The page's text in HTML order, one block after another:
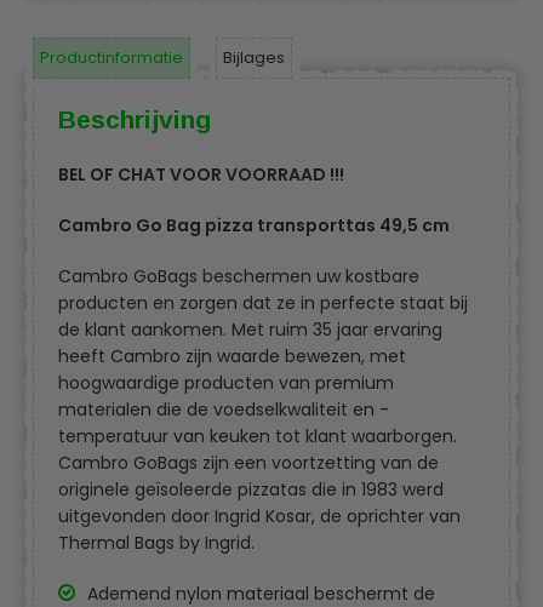
Productinformatie Bijlages
Beschrijving
BEL OF CHAT VOOR VOORRAAD !!!
Cambro Go Bag pizza transporttas 49,5 cm
Cambro GoBags beschermen uw kostbare
producten en zorgen dat ze in perfecte staat bij
de klant aankomen. Met ruim 35 jaar ervaring
heeft Cambro zijn waarde bewezen, met
hoogwaardige producten van premium
materialen die de voedselkwaliteit en -
temperatuur van keuken tot klant waarborgen.
Cambro GoBags zijn een voortzetting van de
originele geïsoleerde pizzatas die in 1983 werd
uitgevonden door Ingrid Kosar, de oprichter van
Thermal Bags by Ingrid.
Ademend nylon materiaal beschermt de